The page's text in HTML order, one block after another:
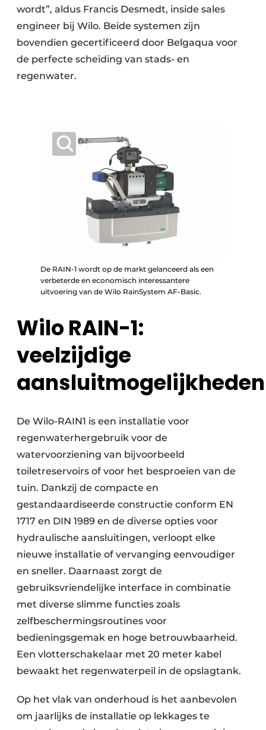
wordt”, aldus Francis Desmedt, inside sales
engineer bij Wilo. Beide systemen zijn
bovendien gecertificeerd door Belgaqua voor
de perfecte scheiding van stads- en
regenwater.
De RAIN-1 wordt op de markt gelanceerd als een
verbeterde en economisch interessantere
uitvoering van de Wilo RainSystem AF-Basic.
Wilo RAIN-1:
veelzijdige
aansluitmogelijkheden
De Wilo-RAIN1 is een installatie voor
regenwaterhergebruik voor de
watervoorziening van bijvoorbeeld
toiletreservoirs of voor het besproeien van de
tuin. Dankzij de compacte en
gestandaardiseerde constructie conform EN
1717 en DIN 1989 en de diverse opties voor
hydraulische aansluitingen, verloopt elke
nieuwe installatie of vervanging eenvoudiger
en sneller. Daarnaast zorgt de
gebruiksvriendelijke interface in combinatie
met diverse slimme functies zoals
zelfbeschermingsroutines voor
bedieningsgemak en hoge betrouwbaarheid.
Een vlotterschakelaar met 20 meter kabel
bewaakt het regenwaterpeil in de opslagtank.
Op het vlak van onderhoud is het aanbevolen
om jaarlijks de installatie op lekkages te